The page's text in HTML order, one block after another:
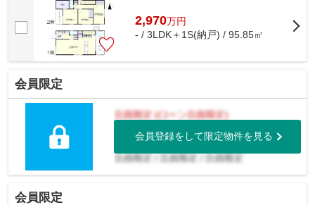
2,970万円
- / 3LDK＋1S(納戸) / 95.85㎡
会員限定
会員登録をして限定物件を見る
会員限定